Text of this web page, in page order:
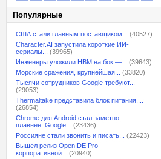
Популярные
США стали главным поставщиком...
(40527)
Character.AI запустила короткие ИИ-
сериалы...
(39965)
Инженеры уложили HBM на бок —...
(39643)
Морские сражения, крупнейшая...
(33820)
Тысячи сотрудников Google требуют...
(29053)
Thermaltake представила блок питания,...
(26854)
Chrome для Android стал заметно
плавнее: Google...
(23436)
Россияне стали звонить и писать...
(22423)
Вышел релиз OpenIDE Pro —
корпоративной...
(20940)